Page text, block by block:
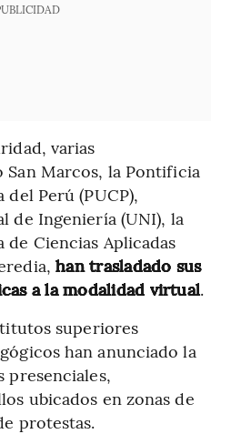
varias
San Marcos, la Pontificia
Perú (PUCP),
de Ingeniería (UNI), la
de Ciencias Aplicadas
han trasladado sus
a la modalidad virtual.
superiores
han anunciado la
presenciales,
ubicados en zonas de
protestas.